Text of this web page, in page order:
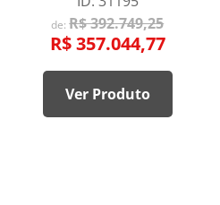
de:R$ 392.749,25
R$ 357.044,77
Ver Produto